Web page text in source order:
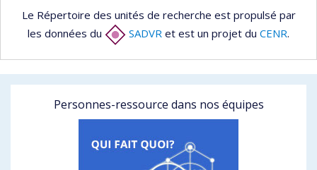
Le Répertoire des unités de recherche est propulsé par
les données du
SADVR et est un projet du CENR.
Personnes-ressource dans nos équipes